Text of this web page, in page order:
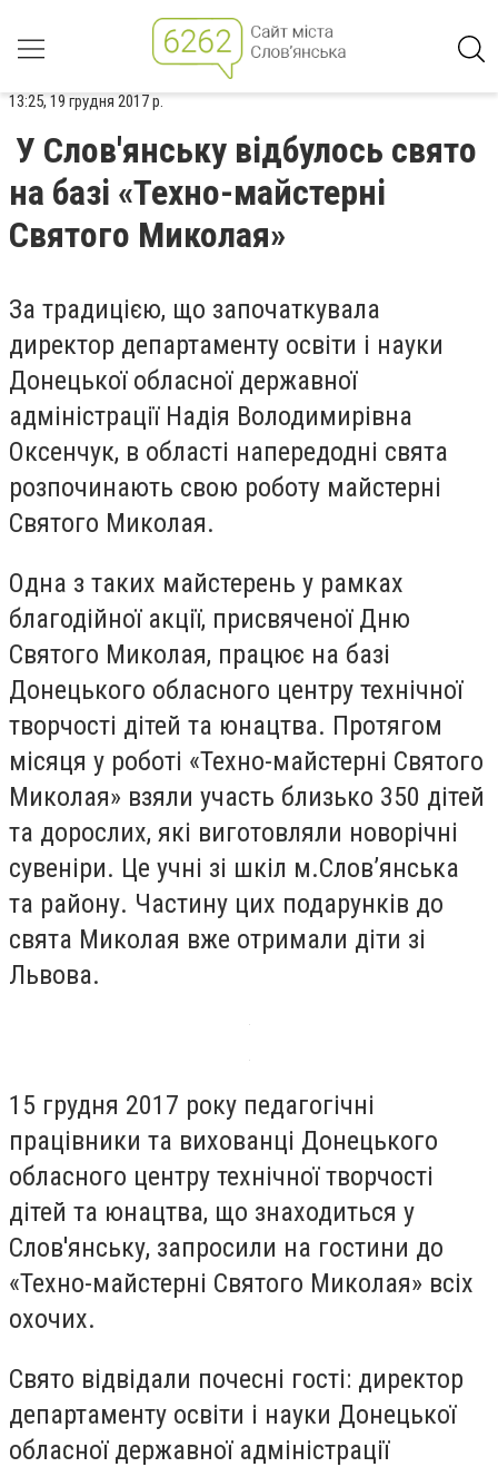
13:25, 19 грудня 2017 р.
У Слов'янську відбулось свято
на базі «Техно-майстерні
Святого Миколая»
За традицією, що започаткувала
директор департаменту освіти і науки
Донецької обласної державної
адміністрації Надія Володимирівна
Оксенчук, в області напередодні свята
розпочинають свою роботу майстерні
Святого Миколая.
Одна з таких майстерень у рамках
благодійної акції, присвяченої Дню
Святого Миколая, працює на базі
Донецького обласного центру технічної
творчості дітей та юнацтва. Протягом
місяця у роботі «Техно-майстерні Святого
Миколая» взяли участь близько 350 дітей
та дорослих, які виготовляли новорічні
сувеніри. Це учні зі шкіл м.Слов’янська
та району. Частину цих подарунків до
свята Миколая вже отримали діти зі
Львова.
15 грудня 2017 року педагогічні
працівники та вихованці Донецького
обласного центру технічної творчості
дітей та юнацтва, що знаходиться у
Слов'янську, запросили на гостини до
«Техно-майстерні Святого Миколая» всіх
охочих.
Свято відвідали почесні гості: директор
департаменту освіти і науки Донецької
обласної державної адміністрації